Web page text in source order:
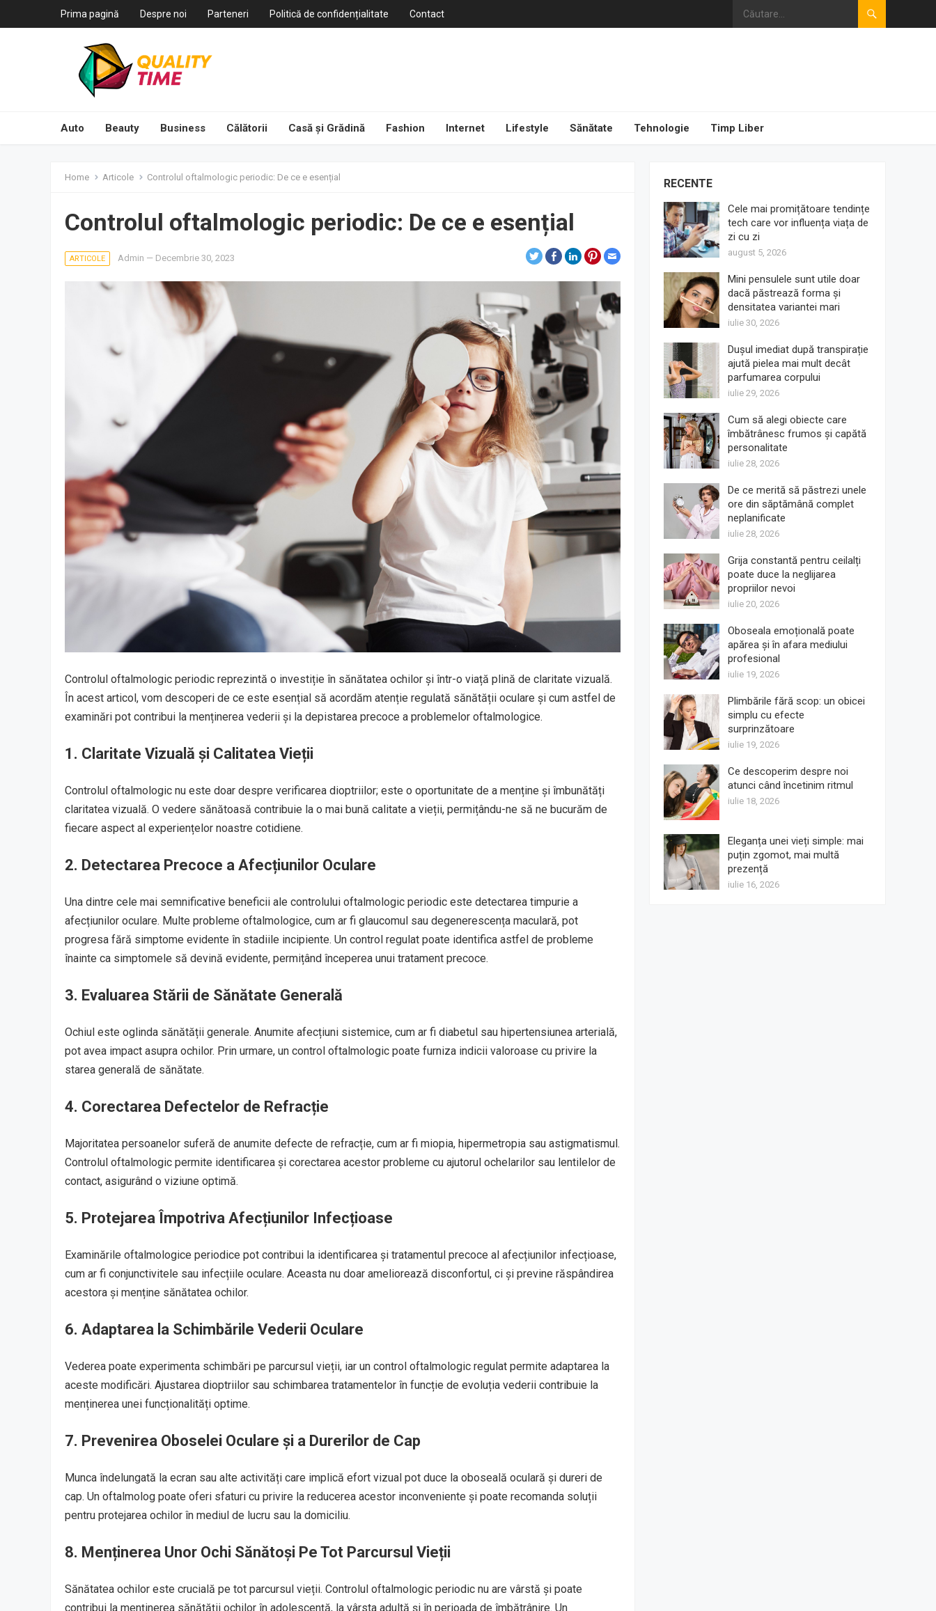
Prima pagină Despre noi Parteneri Politică de confidențialitate Contact
Auto Beauty Business Călătorii Casă și Grădină Fashion Internet Lifestyle Sănătate Tehnologie Timp Liber
Home Articole Controlul oftalmologic periodic: De ce e esențial
Controlul oftalmologic periodic: De ce e esențial
ARTICOLE Admin — Decembrie 30, 2023
Controlul oftalmologic periodic reprezintă o investiție în sănătatea ochilor și într-o viață plină de claritate vizuală.
În acest articol, vom descoperi de ce este esențial să acordăm atenție regulată sănătății oculare și cum astfel de
examinări pot contribui la menținerea vederii și la depistarea precoce a problemelor oftalmologice.
1. Claritate Vizuală și Calitatea Vieții
Controlul oftalmologic nu este doar despre verificarea dioptriilor; este o oportunitate de a menține și îmbunătăți
claritatea vizuală. O vedere sănătoasă contribuie la o mai bună calitate a vieții, permițându-ne să ne bucurăm de
fiecare aspect al experiențelor noastre cotidiene.
2. Detectarea Precoce a Afecțiunilor Oculare
Una dintre cele mai semnificative beneficii ale controlului oftalmologic periodic este detectarea timpurie a
afecțiunilor oculare. Multe probleme oftalmologice, cum ar fi glaucomul sau degenerescența maculară, pot
progresa fără simptome evidente în stadiile incipiente. Un control regulat poate identifica astfel de probleme
înainte ca simptomele să devină evidente, permițând începerea unui tratament precoce.
3. Evaluarea Stării de Sănătate Generală
Ochiul este oglinda sănătății generale. Anumite afecțiuni sistemice, cum ar fi diabetul sau hipertensiunea arterială,
pot avea impact asupra ochilor. Prin urmare, un control oftalmologic poate furniza indicii valoroase cu privire la
starea generală de sănătate.
4. Corectarea Defectelor de Refracție
Majoritatea persoanelor suferă de anumite defecte de refracție, cum ar fi miopia, hipermetropia sau astigmatismul.
Controlul oftalmologic permite identificarea și corectarea acestor probleme cu ajutorul ochelarilor sau lentilelor de
contact, asigurând o viziune optimă.
5. Protejarea Împotriva Afecțiunilor Infecțioase
Examinările oftalmologice periodice pot contribui la identificarea și tratamentul precoce al afecțiunilor infecțioase,
cum ar fi conjunctivitele sau infecțiile oculare. Aceasta nu doar ameliorează disconfortul, ci și previne răspândirea
acestora și menține sănătatea ochilor.
6. Adaptarea la Schimbările Vederii Oculare
Vederea poate experimenta schimbări pe parcursul vieții, iar un control oftalmologic regulat permite adaptarea la
aceste modificări. Ajustarea dioptriilor sau schimbarea tratamentelor în funcție de evoluția vederii contribuie la
menținerea unei funcționalități optime.
7. Prevenirea Oboselei Oculare și a Durerilor de Cap
Munca îndelungată la ecran sau alte activități care implică efort vizual pot duce la oboseală oculară și dureri de
cap. Un oftalmolog poate oferi sfaturi cu privire la reducerea acestor inconveniente și poate recomanda soluții
pentru protejarea ochilor în mediul de lucru sau la domiciliu.
8. Menținerea Unor Ochi Sănătoși Pe Tot Parcursul Vieții
Sănătatea ochilor este crucială pe tot parcursul vieții. Controlul oftalmologic periodic nu are vârstă și poate
contribui la menținerea sănătății ochilor în adolescență, la vârsta adultă și în perioada de îmbătrânire. Un
RECENTE
Cele mai promițătoare tendințe
tech care vor influența viața de
zi cu zi
august 5, 2026
Mini pensulele sunt utile doar
dacă păstrează forma și
densitatea variantei mari
iulie 30, 2026
Dușul imediat după transpirație
ajută pielea mai mult decât
parfumarea corpului
iulie 29, 2026
Cum să alegi obiecte care
îmbătrânesc frumos și capătă
personalitate
iulie 28, 2026
De ce merită să păstrezi unele
ore din săptămână complet
neplanificate
iulie 28, 2026
Grija constantă pentru ceilalți
poate duce la neglijarea
propriilor nevoi
iulie 20, 2026
Oboseala emoțională poate
apărea și în afara mediului
profesional
iulie 19, 2026
Plimbările fără scop: un obicei
simplu cu efecte
surprinzătoare
iulie 19, 2026
Ce descoperim despre noi
atunci când încetinim ritmul
iulie 18, 2026
Eleganța unei vieți simple: mai
puțin zgomot, mai multă
prezență
iulie 16, 2026